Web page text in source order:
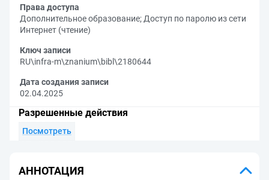
Права доступа
Дополнительное образование; Доступ по паролю из сети
Интернет (чтение)
Ключ записи
RU\infra-m\znanium\bibl\2180644
Дата создания записи
02.04.2025
Разрешенные действия
Посмотреть
АННОТАЦИЯ